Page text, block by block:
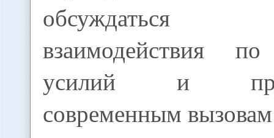
обсуждаться
взаимодействия
усилий и
современным